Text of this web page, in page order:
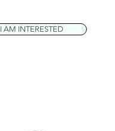
I AM INTERESTED